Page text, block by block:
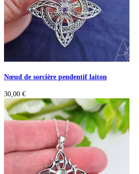
Nœud de sorcière pendentif laiton
30,00 €